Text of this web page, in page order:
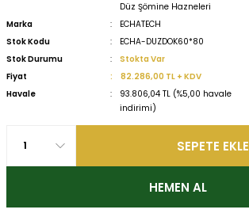
Düz Şömine Hazneleri
Marka
ECHATECH
Stok Kodu
ECHA-DUZDOK60*80
Stok Durumu
Stokta Var
Fiyat
82.286,00 TL + KDV
Havale
93.806,04 TL (%5,00 havale
indirimi)
SEPETE EKLE
HEMEN AL